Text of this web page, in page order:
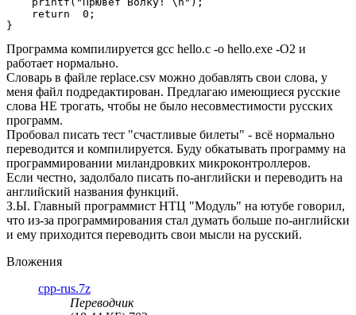
    return  0;
Программа компилируется gcc hello.c -o hello.exe -O2 и
работает нормально.
Словарь в файле replace.csv можно добавлять свои слова, у
меня файл подредактирован. Предлагаю имеющиеся русские
слова НЕ трогать, чтобы не было несовместимости русских
программ.
Пробовал писать тест "счастливые билеты" - всё нормально
переводится и компилируется. Буду обкатывать программу на
программировании миландровких микроконтроллеров.
Если честно, задолбало писать по-английски и переводить на
английский названия функций.
З.Ы. Главный программист НТЦ "Модуль" на ютубе говорил,
что из-за программирования стал думать больше по-английски
и ему приходится переводить свои мысли на русский.
Вложения
cpp-rus.7z
Переводчик